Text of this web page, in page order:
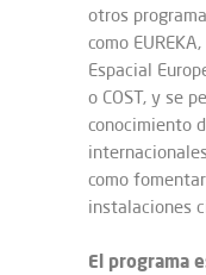
otros
como
Espacial
o COST, y se
conocimiento
como
instalaciones
El programa